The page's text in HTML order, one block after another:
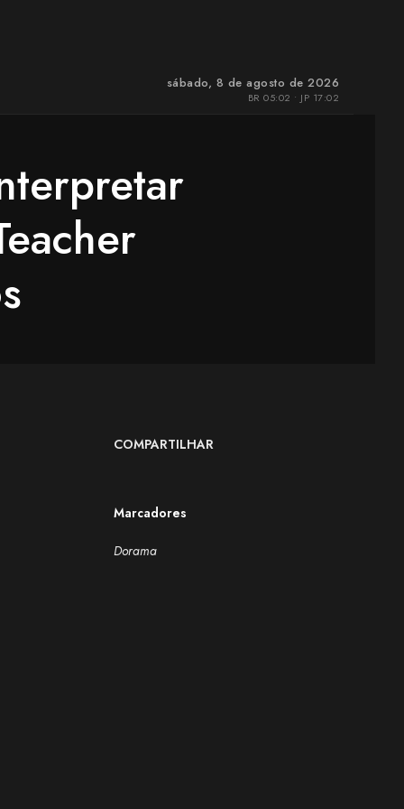
sábado, 8 de agosto de 2026
BR 05:02 • JP 17:02
COMPARTILHAR
Marcadores
Dorama